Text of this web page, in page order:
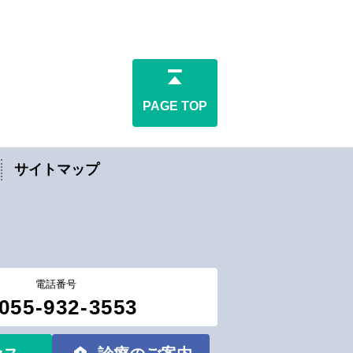
サイトマップ
電話番号
932-3553
PAGE TOP